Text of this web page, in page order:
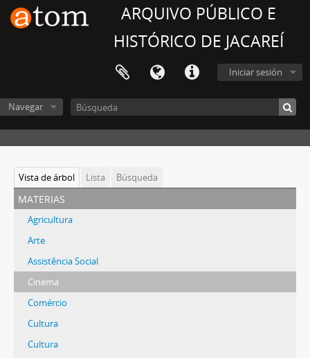
ARQUIVO PÚBLICO E
HISTÓRICO DE JACAREÍ
Iniciar sesión
Navegar
Vista de árbol Lista Búsqueda
materias
Agricultura
Arte
Assistência Social
Cinema
Comércio
Cultura
Cultura